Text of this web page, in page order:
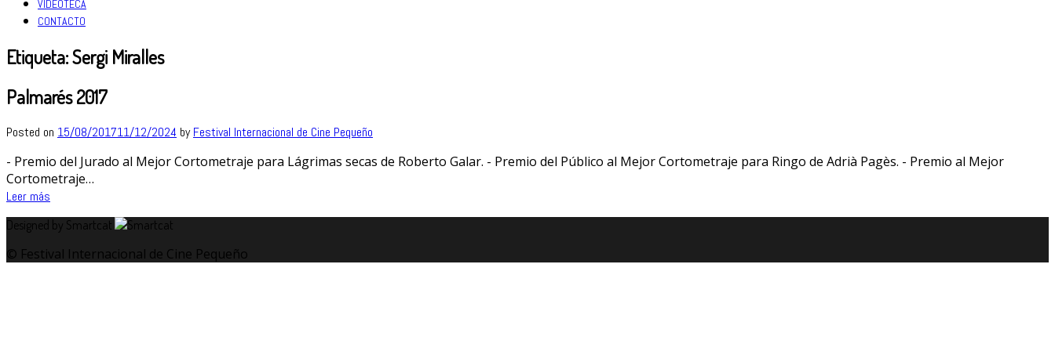
VIDEOTECA
CONTACTO
Etiqueta:Sergi Miralles
Palmarés 2017
Posted on 15/08/201711/12/2024 byFestival Internacional de Cine Pequeño
- Premio del Jurado al Mejor Cortometraje para Lágrimas secas de Roberto Galar. - Premio del Público al Mejor Cortometraje para Ringo de Adrià Pagès. - Premio al Mejor
Cortometraje…
Leer más
Designed by Smartcat
© Festival Internacional de Cine Pequeño